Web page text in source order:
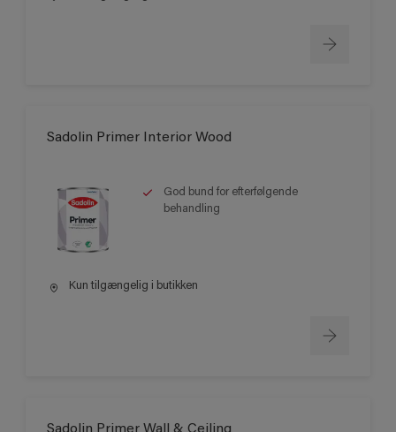
Sadolin Primer Interior Wood
God bund for efterfølgende
behandling
Kun tilgængelig i butikken